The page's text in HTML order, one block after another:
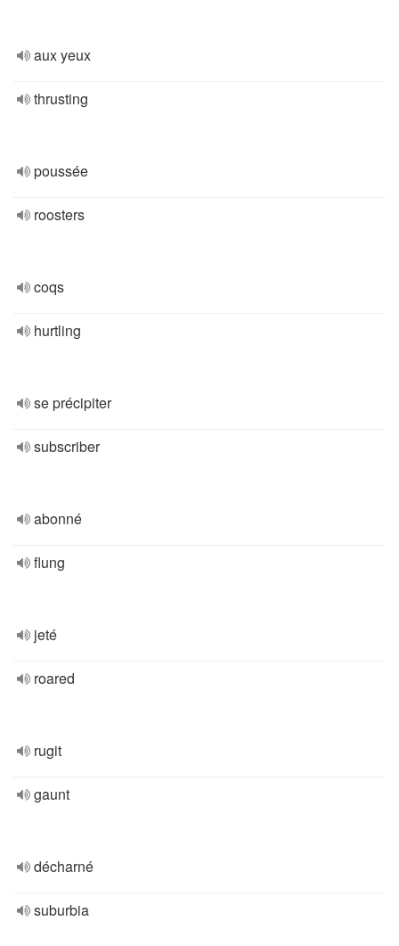
aux yeux
thrusting
poussée
roosters
coqs
hurtling
se précipiter
subscriber
abonné
flung
jeté
roared
rugit
gaunt
décharné
suburbia